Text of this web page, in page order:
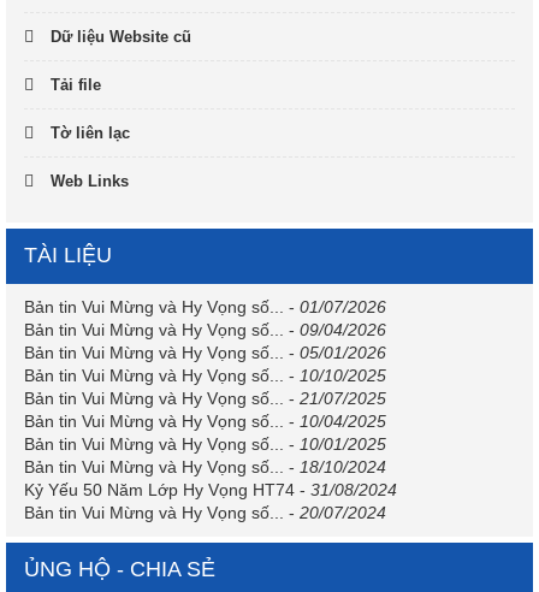
Dữ liệu Website cũ
Tải file
Tờ liên lạc
Web Links
TÀI LIỆU
Bản tin Vui Mừng và Hy Vọng số... - 01/07/2026
Bản tin Vui Mừng và Hy Vọng số...
- 09/04/2026
Bản tin Vui Mừng và Hy Vọng số...
- 05/01/2026
Bản tin Vui Mừng và Hy Vọng số...
- 10/10/2025
Bản tin Vui Mừng và Hy Vọng số...
- 21/07/2025
Bản tin Vui Mừng và Hy Vọng số...
- 10/04/2025
Bản tin Vui Mừng và Hy Vọng số...
- 10/01/2025
Bản tin Vui Mừng và Hy Vọng số...
- 18/10/2024
Kỷ Yếu 50 Năm Lớp Hy Vọng HT74 - 31/08/2024
Bản tin Vui Mừng và Hy Vọng số...
- 20/07/2024
ỦNG HỘ - CHIA SẺ